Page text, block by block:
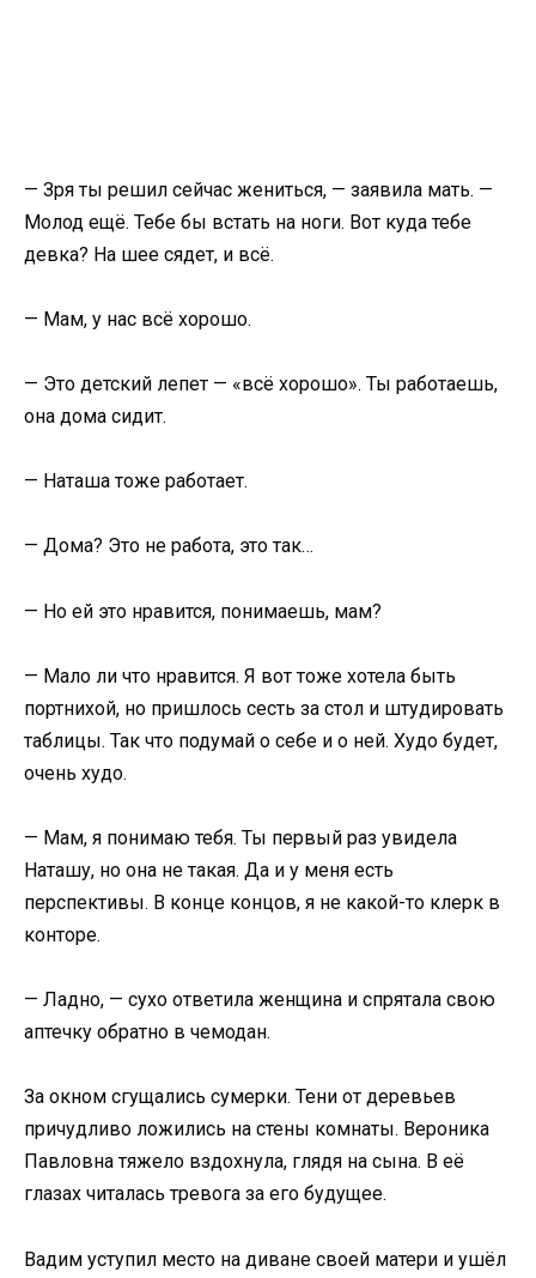
— Зря ты решил сейчас жениться, — заявила мать. —
Молод ещё. Тебе бы встать на ноги. Вот куда тебе
девка? На шее сядет, и всё.
— Мам, у нас всё хорошо.
— Это детский лепет — «всё хорошо». Ты работаешь,
она дома сидит.
— Наташа тоже работает.
— Дома? Это не работа, это так…
— Но ей это нравится, понимаешь, мам?
— Мало ли что нравится. Я вот тоже хотела быть
портнихой, но пришлось сесть за стол и штудировать
таблицы. Так что подумай о себе и о ней. Худо будет,
очень худо.
— Мам, я понимаю тебя. Ты первый раз увидела
Наташу, но она не такая. Да и у меня есть
перспективы. В конце концов, я не какой-то клерк в
конторе.
— Ладно, — сухо ответила женщина и спрятала свою
аптечку обратно в чемодан.
За окном сгущались сумерки. Тени от деревьев
причудливо ложились на стены комнаты. Вероника
Павловна тяжело вздохнула, глядя на сына. В её
глазах читалась тревога за его будущее.
Вадим уступил место на диване своей матери и ушёл